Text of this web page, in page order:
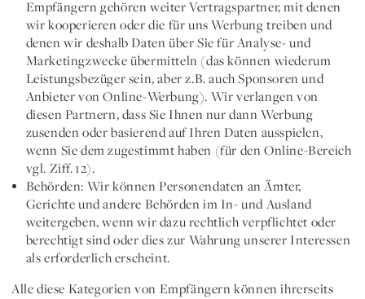
Empfängern gehören weiter Vertragspartner, mit denen
wir kooperieren oder die für uns Werbung treiben und
denen wir deshalb Daten über Sie für Analyse- und
Marketingzwecke übermitteln (das können wiederum
Leistungsbezüger sein, aber z.B. auch Sponsoren und
Anbieter von Online-Werbung). Wir verlangen von
diesen Partnern, dass Sie Ihnen nur dann Werbung
zusenden oder basierend auf Ihren Daten ausspielen,
wenn Sie dem zugestimmt haben (für den Online-Bereich
vgl. Ziff. 12).
Behörden: Wir können Personendaten an Ämter,
Gerichte und andere Behörden im In- und Ausland
weitergeben, wenn wir dazu rechtlich verpflichtet oder
berechtigt sind oder dies zur Wahrung unserer Interessen
als erforderlich erscheint.
Alle diese Kategorien von Empfängern können ihrerseits